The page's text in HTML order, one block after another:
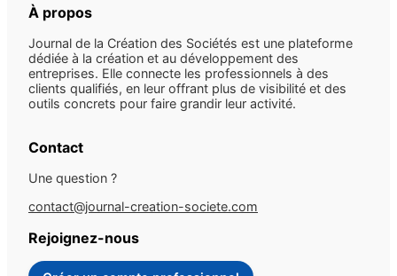
À propos
Journal de la Création des Sociétés est une plateforme
dédiée à la création et au développement des
entreprises. Elle connecte les professionnels à des
clients qualifiés, en leur offrant plus de visibilité et des
outils concrets pour faire grandir leur activité.
Contact
Une question ?
contact@journal-creation-societe.com
Rejoignez-nous